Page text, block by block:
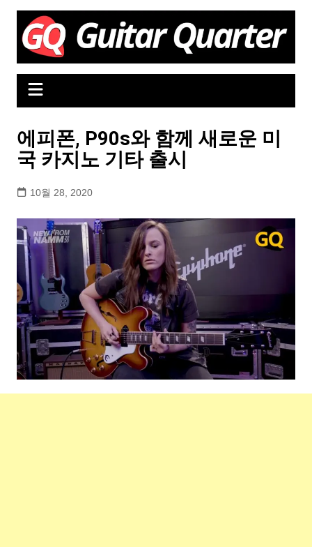
Skip
content
에피폰, P90s와 함께 새로운 미
국 카지노 기타 출시
10월 28, 2020